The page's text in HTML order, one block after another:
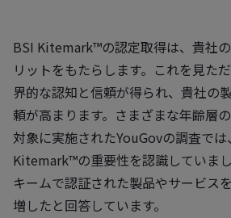
BSI Kitemark™の認定取得は、貴社
リットをもたらします。これを見た
界的な認知と信頼が得られ、貴社の
頼が高まります。さまざまな年齢層
対象に実施されたYouGovの調査で
Kitemark™の重要性を認識していま
キームで認証された製品やサービス
増したと回答しています。